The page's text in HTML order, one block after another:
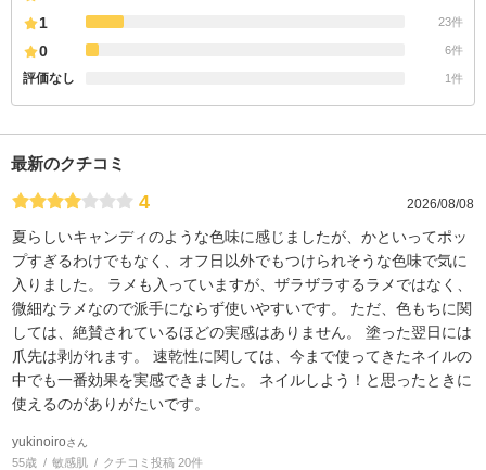
1
23件
0 6件
評価なし 1件
最新のクチコミ
4 2026/08/08
夏らしいキャンディのような色味に感じましたが、かといってポッ
プすぎるわけでもなく、オフ日以外でもつけられそうな色味で気に
入りました。 ラメも入っていますが、ザラザラするラメではなく、
微細なラメなので派手にならず使いやすいです。 ただ、色もちに関
しては、絶賛されているほどの実感はありません。 塗った翌日には
爪先は剥がれます。 速乾性に関しては、今まで使ってきたネイルの
中でも一番効果を実感できました。 ネイルしよう！と思ったときに
使えるのがありがたいです。
yukinoiroさん
55歳 敏感肌 クチコミ投稿 20件